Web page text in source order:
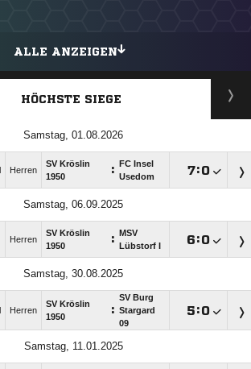
ALLE ANZEIGEN
HÖCHSTE SIEGE
Samstag, 01.08.2026
Herren
SV Kröslin
1950
:
FC Insel
Usedom
:
Samstag, 06.09.2025
Herren
SV Kröslin
1950
:
MSV
Lübstorf I
:
Samstag, 30.08.2025
Herren
SV Kröslin
1950
:
SV Burg
Stargard
09
:
Samstag, 11.01.2025